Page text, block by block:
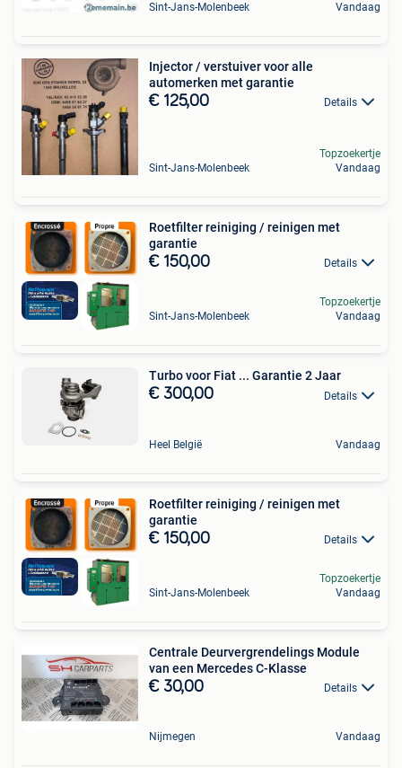
Sint-Jans-Molenbeek Vandaag
Injector / verstuiver voor alle
automerken met garantie
€ 125,00 Details
Sint-Jans-Molenbeek
Topzoekertje
Vandaag
Roetfilter reiniging / reinigen met
garantie
€ 150,00 Details
Sint-Jans-Molenbeek
Topzoekertje
Vandaag
Turbo voor Fiat ... Garantie 2 Jaar
€ 300,00 Details
Heel België Vandaag
Roetfilter reiniging / reinigen met
garantie
€ 150,00 Details
Sint-Jans-Molenbeek
Topzoekertje
Vandaag
Centrale Deurvergrendelings Module
van een Mercedes C-Klasse
€ 30,00 Details
Nijmegen Vandaag